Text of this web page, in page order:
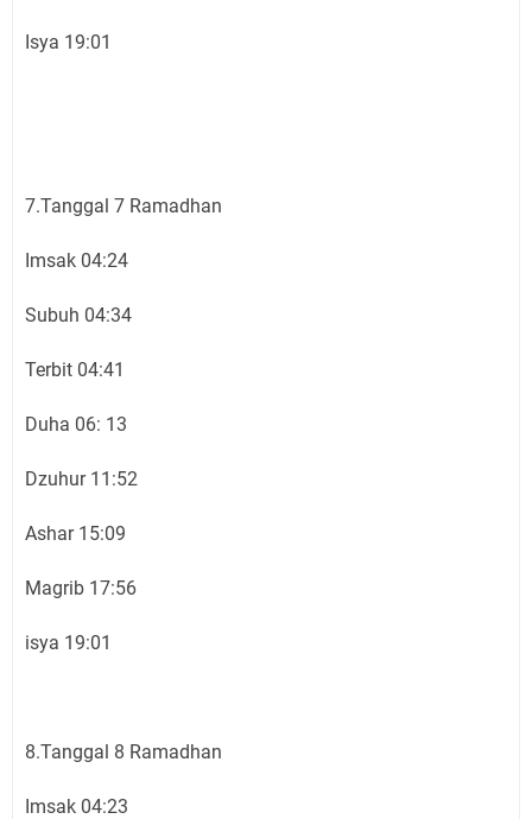
Isya 19:01
7.Tanggal 7 Ramadhan
Imsak 04:24
Subuh 04:34
Terbit 04:41
Duha 06: 13
Dzuhur 11:52
Ashar 15:09
Magrib 17:56
isya 19:01
8.Tanggal 8 Ramadhan
Imsak 04:23